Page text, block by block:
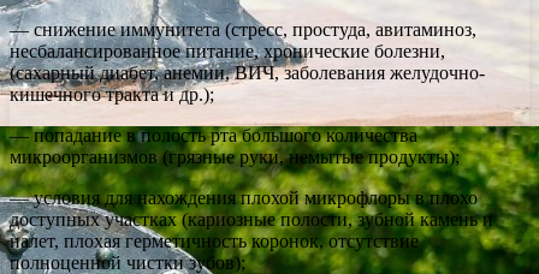
— снижение иммунитета (стресс, простуда, авитаминоз,
несбалансированное питание, хронические болезни,
(сахарный диабет, анемии, ВИЧ, заболевания желудочно-
кишечного тракта и др.);
— попадание в полость рта большого количества
микроорганизмов (грязные руки, немытые продукты);
— условия для нахождения плохой микрофлоры в плохо
доступных участках (кариозные полости, зубной камень и
налет, плохая герметичность коронок, отсутствие
полноценной чистки зубов);